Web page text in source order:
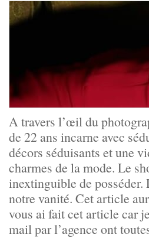
A travers l’œil du
de 22 ans incarne avec
décors séduisants et une
charmes de la mode. Le
inextinguible de
notre vanité. Cet article
vous ai fait cet article car
mail par l’agence ont